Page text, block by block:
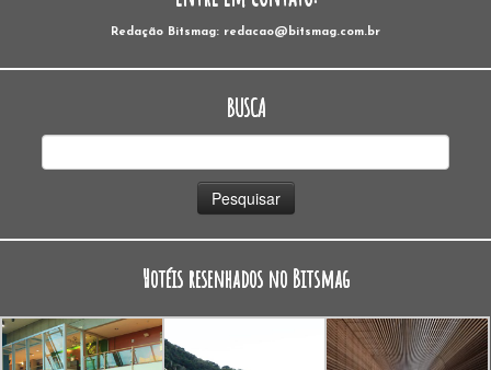
Redação Bitsmag: redacao@bitsmag.com.br
BUSCA
Hotéis resenhados no Bitsmag